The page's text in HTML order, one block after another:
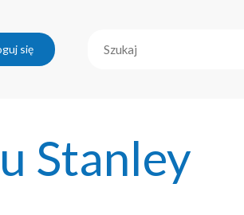
się
Stanley